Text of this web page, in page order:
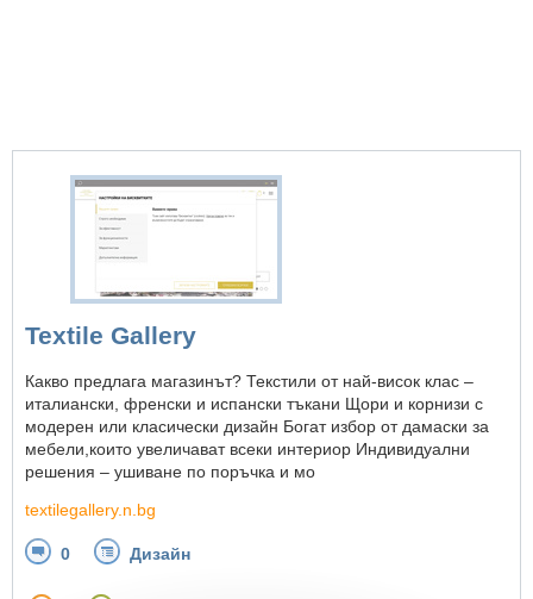
Textile Gallery
Какво предлага магазинът? Текстили от най-висок клас –
италиански, френски и испански тъкани Щори и корнизи с
модерен или класически дизайн Богат избор от дамаски за
мебели,които увеличават всеки интериор Индивидуални
решения – ушиване по поръчка и мо
textilegallery.n.bg
0 Дизайн